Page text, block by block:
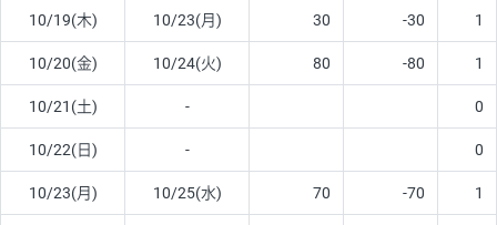
10/19(木) 10/23(月) 30 -30 1
10/20(金) 10/24(火) 80 -80 1
10/21(土) - 0
10/22(日) - 0
10/23(月) 10/25(水) 70 -70 1